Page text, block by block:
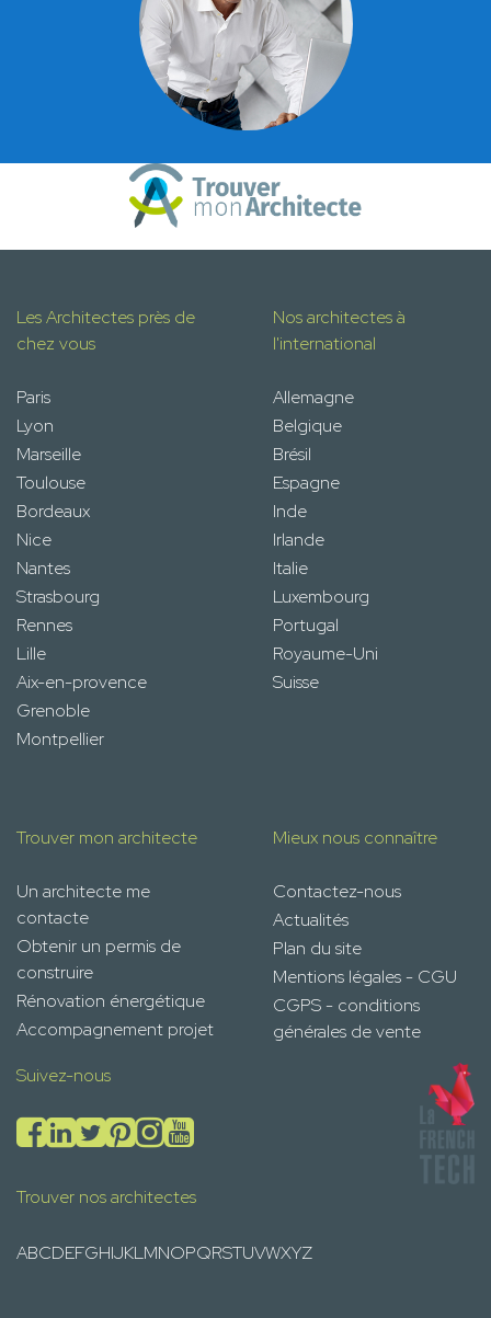
Les Architectes près de
chez vous
Paris
Lyon
Marseille
Toulouse
Bordeaux
Nice
Nantes
Strasbourg
Rennes
Lille
Aix-en-provence
Grenoble
Montpellier
Nos architectes à
l'international
Allemagne
Belgique
Brésil
Espagne
Inde
Irlande
Italie
Luxembourg
Portugal
Royaume-Uni
Suisse
Trouver mon architecte
Un architecte me
contacte
Obtenir un permis de
construire
Rénovation énergétique
Accompagnement projet
Mieux nous connaître
Contactez-nous
Actualités
Plan du site
Mentions légales - CGU
CGPS - conditions
générales de vente
Suivez-nous
Trouver nos architectes
ABCDEFGHIJKLMNOPQRSTUVWXYZ